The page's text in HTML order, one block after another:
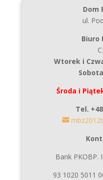
Dom
ul.
Biuro
Wtorek i
Środa i
Tel.
Bank PKOBP.
93 1020 5011